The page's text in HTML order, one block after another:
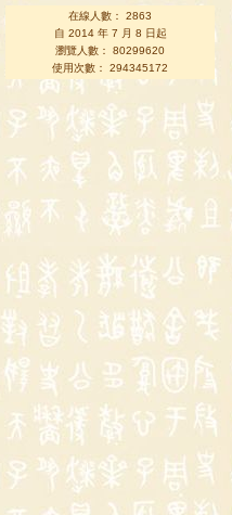
在線人數： 2863
自 2014 年 7 月 8 日起
瀏覽人數： 80299620
使用次數： 294345172